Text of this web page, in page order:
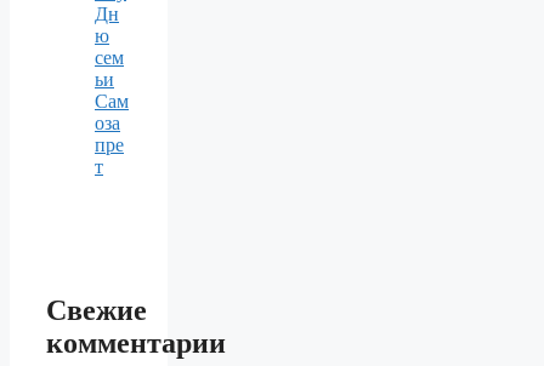
Дн
ю
сем
ьи
Сам
оза
пре
т
Свежие
комментарии